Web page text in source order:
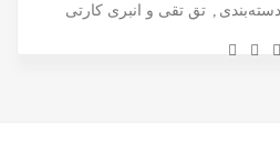
تق تقی و انبری کارتی